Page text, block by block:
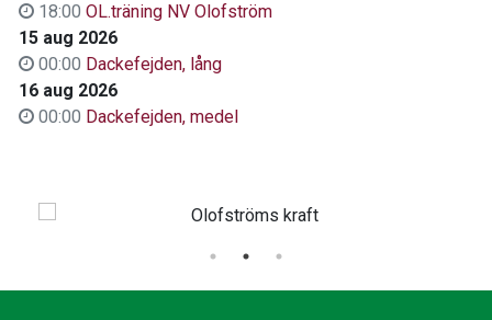
18:00 OL.träning NV Olofström
15 aug 2026
00:00 Dackefejden, lång
16 aug 2026
00:00 Dackefejden, medel